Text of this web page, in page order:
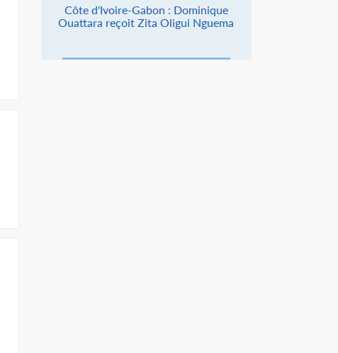
Côte d'Ivoire-Gabon : Dominique
Ouattara reçoit Zita Oligui Nguema